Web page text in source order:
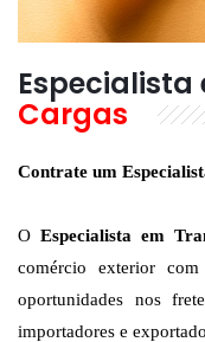
Especialista
Cargas
Contrate um
O Especialista em
comércio exterior
oportunidades nos
importadores e